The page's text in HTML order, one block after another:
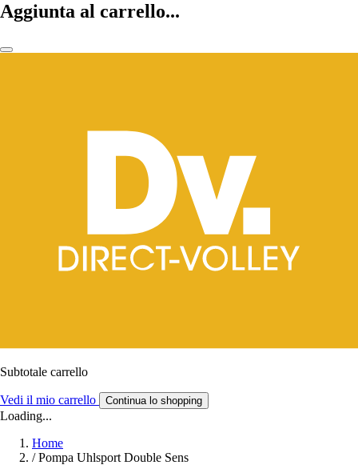
Aggiunta al carrello...
Subtotale carrello
Vedi il mio carrello Continua lo shopping
Loading...
Home
/ Pompa Uhlsport Double Sens